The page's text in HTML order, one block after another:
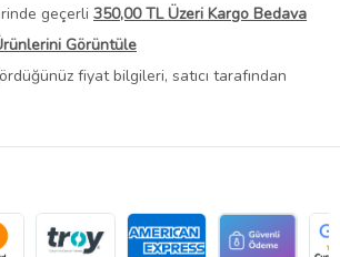
geçerli 350,00 TL Üzeri Kargo Bedava
Görüntüle
fiyat bilgileri, satıcı tarafından